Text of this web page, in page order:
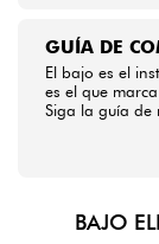
GUÍA DE
El bajo es el
es el que
Siga la guía de
BAJO